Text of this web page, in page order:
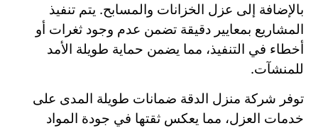
بالإضافة إلى عزل الخزانات والمسابح. يتم تنفيذ
المشاريع بمعايير دقيقة تضمن عدم وجود ثغرات أو
أخطاء في التنفيذ، مما يضمن حماية طويلة الأمد
للمنشآت.
توفر شركة منزل الدقة ضمانات طويلة المدى على
خدمات العزل، مما يعكس ثقتها في جودة المواد